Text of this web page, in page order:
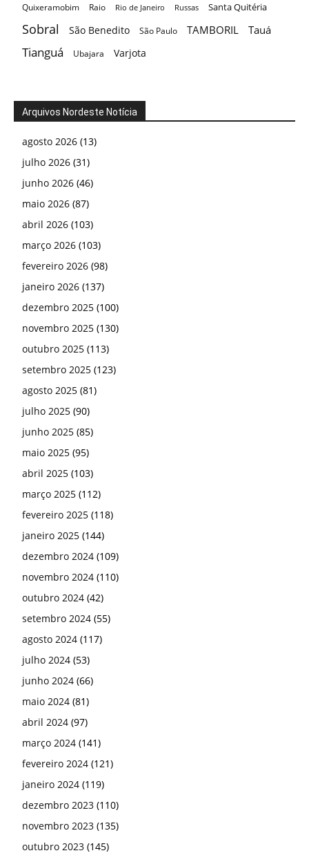
Quixeramobim
Raio Rio de Janeiro Russas Santa Quitéria
Sobral São Benedito São Paulo TAMBORIL Tauá
Tianguá Ubajara Varjota
Arquivos Nordeste Notícia
agosto 2026 (13)
julho 2026 (31)
junho 2026 (46)
maio 2026 (87)
abril 2026 (103)
março 2026 (103)
fevereiro 2026 (98)
janeiro 2026 (137)
dezembro 2025 (100)
novembro 2025 (130)
outubro 2025 (113)
setembro 2025 (123)
agosto 2025 (81)
julho 2025 (90)
junho 2025 (85)
maio 2025 (95)
abril 2025 (103)
março 2025 (112)
fevereiro 2025 (118)
janeiro 2025 (144)
dezembro 2024 (109)
novembro 2024 (110)
outubro 2024 (42)
setembro 2024 (55)
agosto 2024 (117)
julho 2024 (53)
junho 2024 (66)
maio 2024 (81)
abril 2024 (97)
março 2024 (141)
fevereiro 2024 (121)
janeiro 2024 (119)
dezembro 2023 (110)
novembro 2023 (135)
outubro 2023 (145)